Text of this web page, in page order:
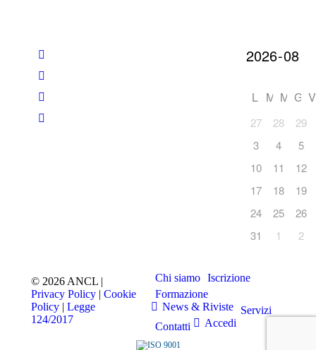
L M M G V
27 28
29
3
4
5
10
11
12
17
18
19
24
25
26
31
1 2
© 2026 ANCL |
Privacy Policy | Cookie
Policy | Legge
124/2017
Chi siamo
Iscrizione
Formazione
News & Riviste
Servizi
Contatti
Accedi